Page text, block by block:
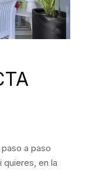
a paso
en la